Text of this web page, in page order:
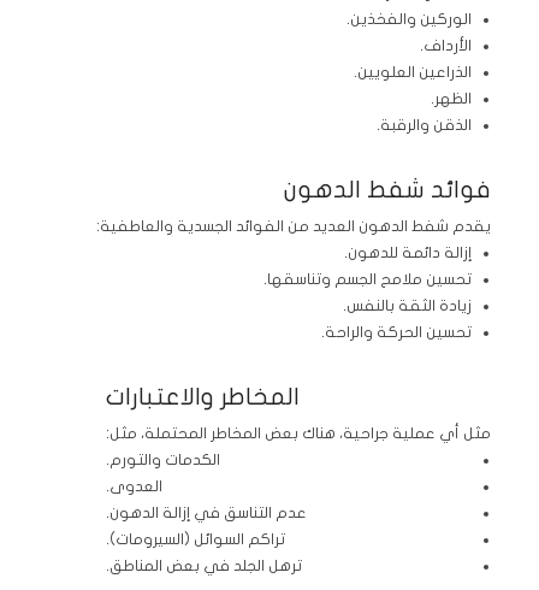
الوركين والفخذين.
الأرداف.
الذراعين العلويين.
الظهر.
الذقن والرقبة.
فوائد شفط الدهون
يقدم شفط الدهون العديد من الفوائد الجسدية والعاطفية:
إزالة دائمة للدهون.
تحسين ملامح الجسم وتناسقها.
زيادة الثقة بالنفس.
تحسين الحركة والراحة.
المخاطر والاعتبارات
مثل أي عملية جراحية، هناك بعض المخاطر المحتملة، مثل:
الكدمات والتورم.
العدوى.
عدم التناسق في إزالة الدهون.
تراكم السوائل (السيرومات).
ترهل الجلد في بعض المناطق.